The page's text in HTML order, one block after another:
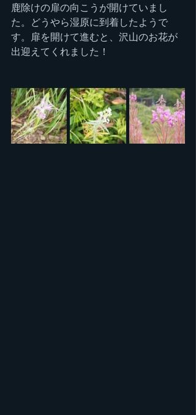
鹿除けの扉の向こうが開けていまし
た。どうやら湿原に到着したようで
す。扉を開けて進むと、沢山のお花が
出迎えてくれました！